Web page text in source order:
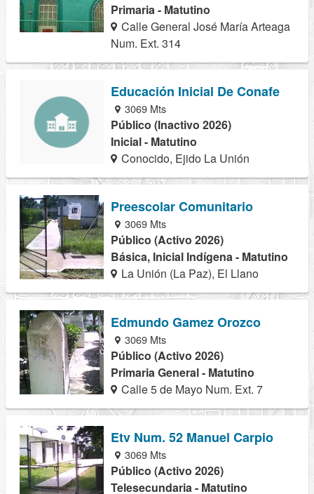
Primaria - Matutino
Calle General José María Arteaga
Num. Ext. 314
Educación Inicial De Conafe
3069 Mts
Público (Inactivo 2026)
Inicial - Matutino
Conocido, Ejido La Unión
Preescolar Comunitario
3069 Mts
Público (Activo 2026)
Básica, Inicial Indígena - Matutino
La Unión (La Paz), El Llano
Edmundo Gamez Orozco
3069 Mts
Público (Activo 2026)
Primaria General - Matutino
Calle 5 de Mayo Num. Ext. 7
Etv Num. 52 Manuel Carpio
3069 Mts
Público (Activo 2026)
Telesecundaria - Matutino